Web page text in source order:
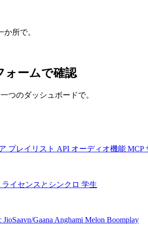
所で。
ォームで確認
つのダッシュボードで。
プレイリスト API オーディオ機能 MCP
ライセンスとシンクロ 学生
JioSaavn/Gaana Anghami Melon Boomplay